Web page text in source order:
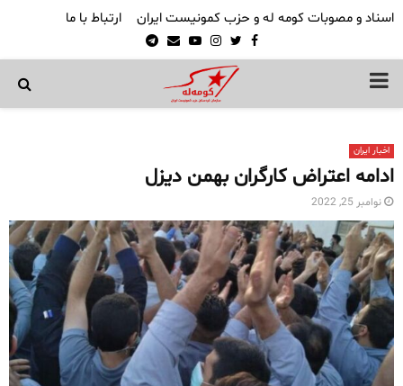
اسناد و مصوبات کومه له و حزب کمونیست ایران ارتباط با ما
Facebook
Twitter
Instagram
Youtube
Email
Telegram
PRIMARY
اخبار ایران
ادامه اعتراض کارگران بهمن دیزل
نوامبر 25, 2022